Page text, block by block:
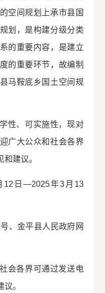
空间规划上承市县国
划，是构建分级分类
的重要内容，是建立
的重要环节，故编制
马鞍底乡国土空间规
性、可实施性，现对
广大公众和社会各界
建议。
12日—2025年3月13
、金平县人民政府网
会各界可通过发送电
。